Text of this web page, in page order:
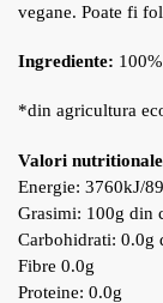
vegane. Poate fi
Ingrediente:
*din agricultura
Valori
Energie: 3760kJ/
Grasimi: 100g din
Carbohidrati: 0.0g
Fibre 0.0g
Proteine: 0.0g